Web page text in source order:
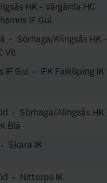
HK - Vårgårda HC
IF Gul
- Sörhaga/Alingsås HK -
Vit
IF Gul - IFK Falköping IK
- Sörhaga/Alingsås HK
Blå
Skara IK
- Nittorps IK